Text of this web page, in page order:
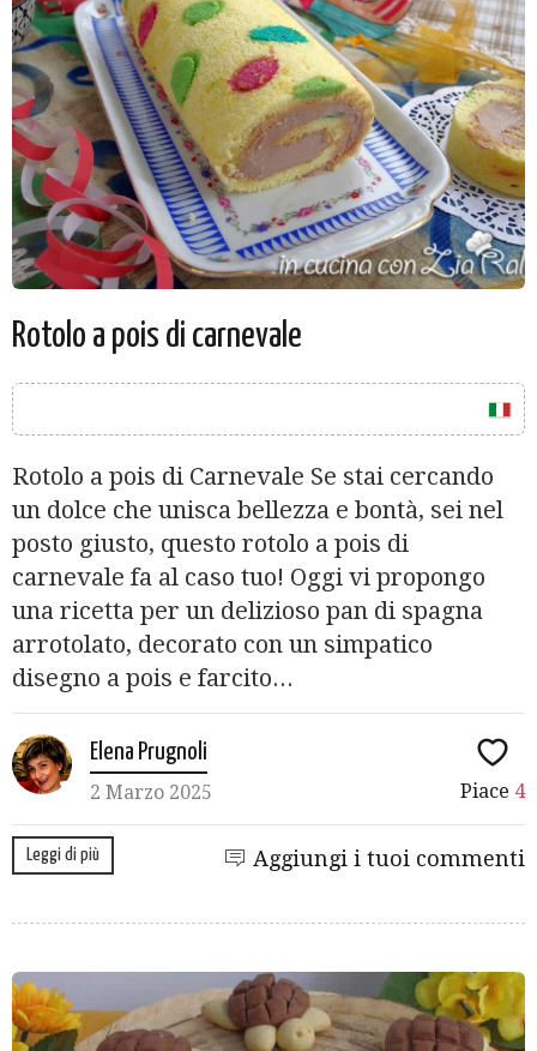
Rotolo a pois di carnevale
Rotolo a pois di Carnevale Se stai cercando
un dolce che unisca bellezza e bontà, sei nel
posto giusto, questo rotolo a pois di
carnevale fa al caso tuo! Oggi vi propongo
una ricetta per un delizioso pan di spagna
arrotolato, decorato con un simpatico
disegno a pois e farcito...
Elena Prugnoli
2 Marzo 2025 Piace 4
Leggi di più Aggiungi i tuoi commenti